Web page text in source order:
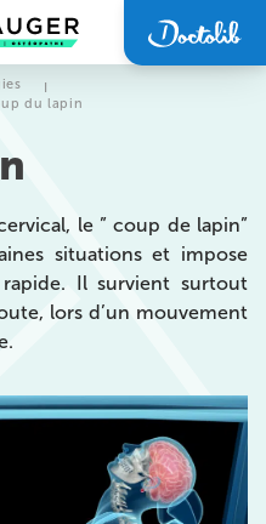
I
du lapin
le ” coup de lapin”
situations et impose
Il survient surtout
lors d’un mouvement